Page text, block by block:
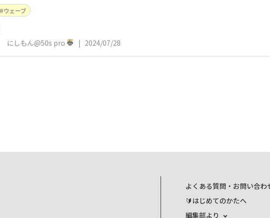
ウェーブ
にしもん@50s pro | 2024/07/28
よくある質問・お問い合わ
🔰はじめてのかたへ
編集部より